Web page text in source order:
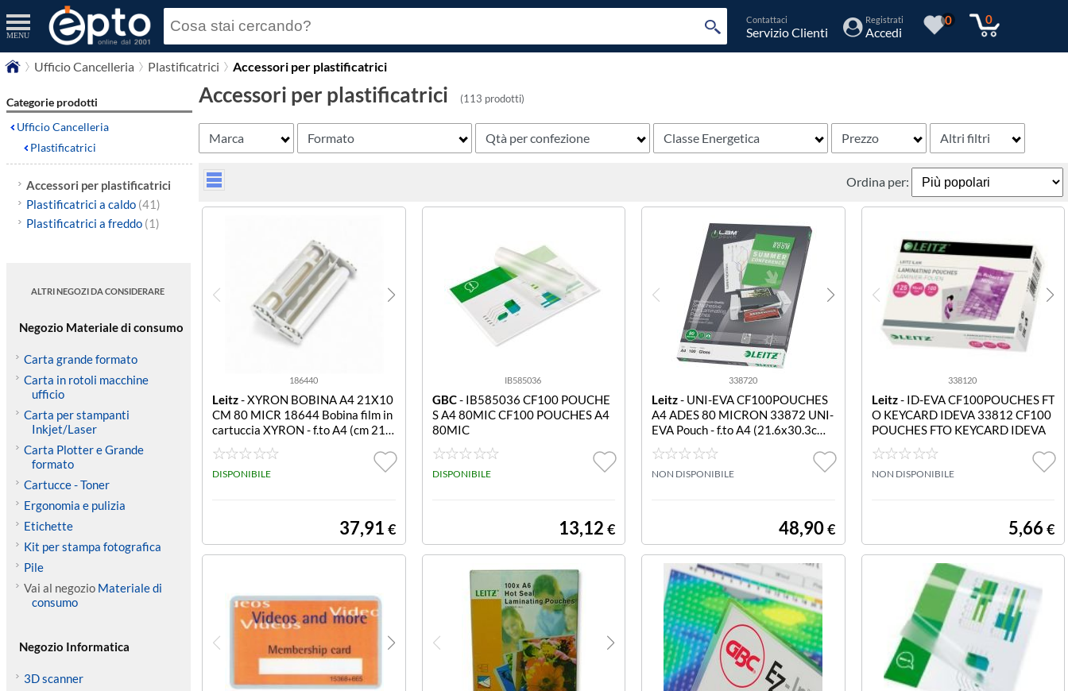
MENU
Contattaci
Servizio Clienti
Registrati
Accedi
0 0
Ufficio Cancelleria Plastificatrici Accessori per plastificatrici
Categorie prodotti
Ufficio Cancelleria
Plastificatrici
Accessori per plastificatrici
Plastificatrici a caldo (41)
Plastificatrici a freddo (1)
ALTRI NEGOZI DA CONSIDERARE
Negozio Materiale di consumo
Carta grande formato
Carta in rotoli macchine
ufficio
Carta per stampanti
Inkjet/Laser
Carta Plotter e Grande
formato
Cartucce - Toner
Ergonomia e pulizia
Etichette
Kit per stampa fotografica
Pile
Vai al negozio Materiale di
consumo
Negozio Informatica
3D scanner
Accessori per plastificatrici (113 prodotti)
Marca Formato Qtà per confezione Classe Energetica Prezzo Altri filtri
Ordina per:
186440
Leitz- XYRON BOBINA A4 21X10
CM 80 MICR 18644 Bobina film in
cartuccia XYRON - f.to A4 (cm 21 x
10 m) 80 micron - (SC/X900/Easy
Laminator)
DISPONIBILE
37,91 €
IB585036
GBC- IB585036 CF100 POUCHE
S A4 80MIC CF100 POUCHES A4
80MIC
DISPONIBILE
13,12 €
338720
Leitz- UNI-EVA CF100POUCHES
A4 ADES 80 MICRON 33872 UNI-
EVA Pouch - f.to A4 (21.6x30.3cm)
- adesiva 80 micronSC=100 pz
NON DISPONIBILE
48,90€
338120
Leitz- ID-EVA CF100POUCHES FT
O KEYCARD IDEVA 33812 CF100
POUCHES FTO KEYCARD IDEVA
NON DISPONIBILE
5,66 €